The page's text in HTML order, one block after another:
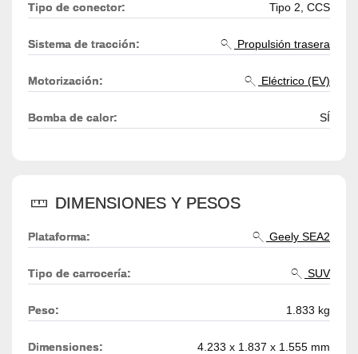
Tipo de conector: Tipo 2, CCS
Sistema de tracción: Propulsión trasera
Motorización: Eléctrico (EV)
Bomba de calor: SÍ
DIMENSIONES Y PESOS
Plataforma: Geely SEA2
Tipo de carrocería: SUV
Peso: 1.833 kg
Dimensiones: 4.233 x 1.837 x 1.555 mm